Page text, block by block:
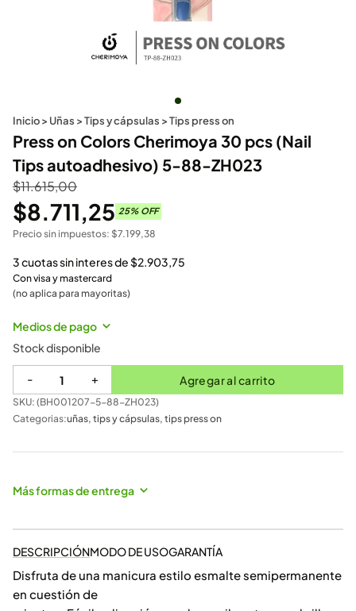
Inicio> Uñas >Tips y cápsulas >Tips press on
Press on Colors Cherimoya 30 pcs (Nail
Tips autoadhesivo) 5-88-ZH023
$11.615,00
$8.711,25 25% OFF
Precio sin impuestos: $7.199,38
3 cuotas sin interes de$2.903,75
Con visa y mastercard
(no aplica para mayoritas)
Medios de pago
Stock disponible
- + Agregar al carrito
SKU: (BH001207-5-88-ZH023)
Categorias:uñas, tips y cápsulas, tips press on
Más formas de entrega
DESCRIPCIÓNMODO DE USOGARANTÍA
Disfruta de una manicura estilo esmalte semipermanente
en cuestión de